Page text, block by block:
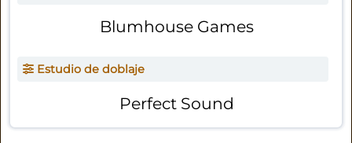
Blumhouse Games
Estudio de doblaje
Perfect Sound